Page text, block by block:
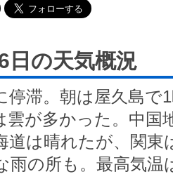
日の天気概況
停滞。朝は屋久島で
雲が多かった。中国
道は晴れたが、関東
雨の所も。最高気温